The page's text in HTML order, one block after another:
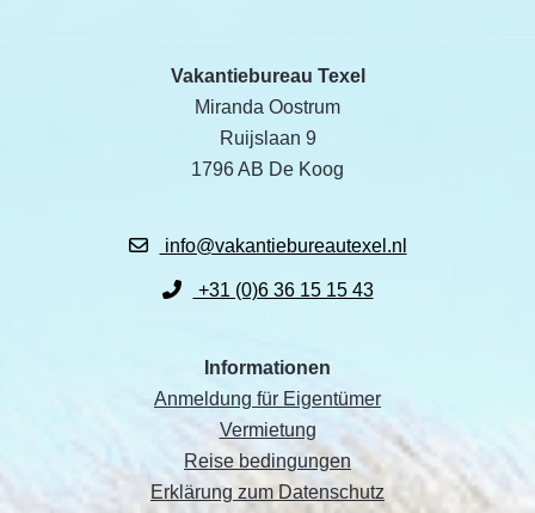
Vakantiebureau Texel
Miranda Oostrum
Ruijslaan 9
1796 AB De Koog
info@vakantiebureautexel.nl
+31 (0)6 36 15 15 43
Informationen
Anmeldung für Eigentümer
Vermietung
Reise bedingungen
Erklärung zum Datenschutz